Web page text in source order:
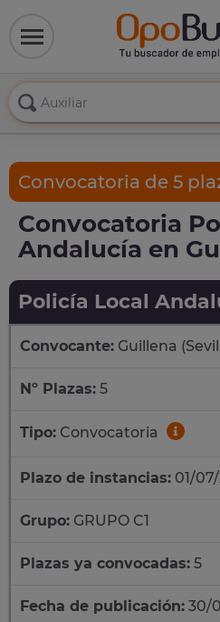
Convocatoria de 5
Convocatoria
Andalucía en
Policía Local
Convocante: Guillena
Nº Plazas: 5
Tipo: Convocatoria
Plazo de instancias: 01/
Grupo: GRUPO C1
Plazas ya convocadas: 5
Fecha de publicación: 30/